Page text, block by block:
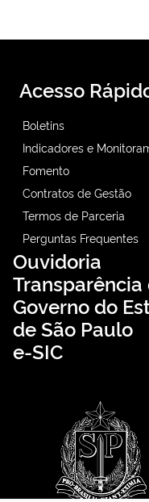
Acesso
Boletins
Indicadores e
Fomento
Contratos de Gestão
Termos de Parceria
Perguntas Frequentes
Ouvidoria
Transparência
Governo do
de São Paulo
e-SIC